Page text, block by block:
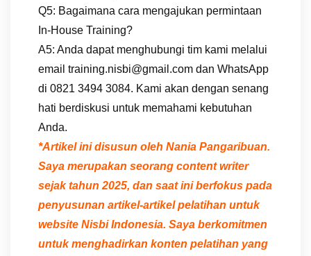
Q5: Bagaimana cara mengajukan permintaan
In-House Training?
A5: Anda dapat menghubungi tim kami melalui
email training.nisbi@gmail.com dan WhatsApp
di 0821 3494 3084. Kami akan dengan senang
hati berdiskusi untuk memahami kebutuhan
Anda.
*Artikel ini disusun oleh Nania Pangaribuan.
Saya merupakan seorang content writer
sejak tahun 2025, dan saat ini berfokus pada
penyusunan artikel-artikel pelatihan untuk
website Nisbi Indonesia. Saya berkomitmen
untuk menghadirkan konten pelatihan yang